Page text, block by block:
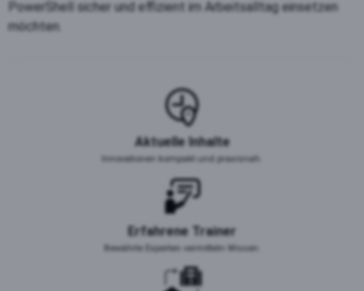
PowerShell sicher und effizient im Arbeitsalltag einsetzen
möchten.
Aktuelle Inhalte
Innovationen kompakt und praxisnah.
Erfahrene Trainer
Bewährte Experten vermitteln Wissen.